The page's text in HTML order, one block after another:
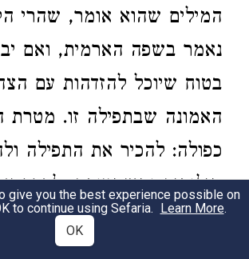
המילים שהוא אומר, שהרי
נאמר בשפה הארמית, ואם
בטוח שיוכל להזדהות עם
האמונה שבתפילה זו. מטרת
כפולה: להכיר את התפילה
מילותיה ומשמעותה; לברר
בין מסורת לשינוי בעיצוב
give you the best experience possible on
to continue using Sefaria. Learn More.
OK